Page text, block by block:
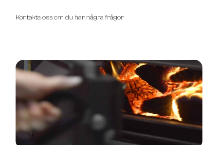
Kontakta oss om du har några frågor